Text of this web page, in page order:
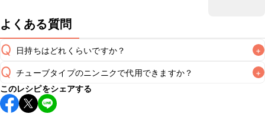
よくある質問
Q 日持ちはどれくらいですか？ +
A
保存期間は冷蔵で当日中が目安です。なるべくお早めにお召
し上がりください。
※日持ちは目安です。
Q チューブタイプのニンニクで代用できますか？ +
A
チューブタイプのニンニクを使用してもお作りいただけま
す。小さじ1/2を目安に加え、お好みの風味になるようご調節
このレシピをシェアする